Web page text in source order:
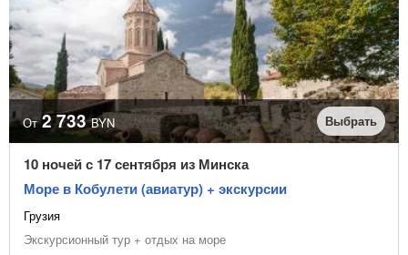
От 2 733 BYN Выбрать
10 ночей с 17 сентября из Минска
Море в Кобулети (авиатур) + экскурсии
Грузия
Экскурсионный тур + отдых на море